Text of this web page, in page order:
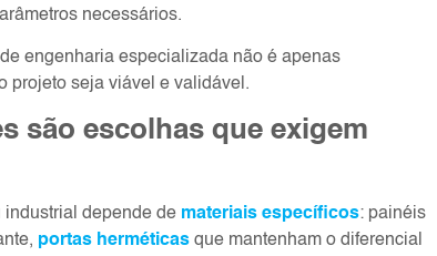
necessários.
engenharia especializada não é apenas
projeto seja viável e validável.
são escolhas que exigem
industrial depende de materiais específicos: painéis
portas herméticas que mantenham o diferencial